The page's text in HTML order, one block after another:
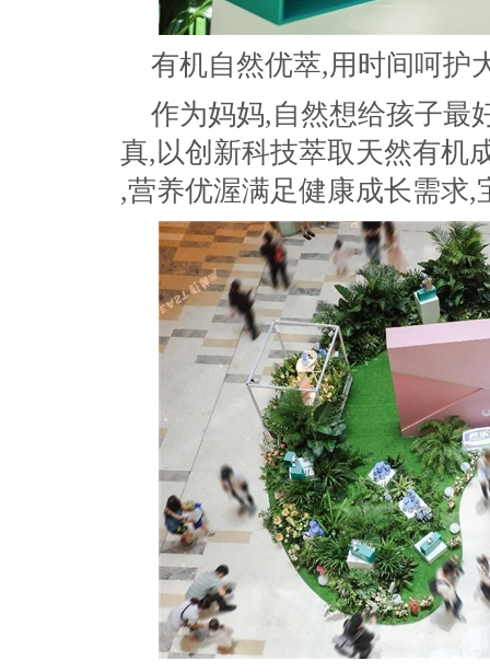
有机自然优萃,用时间呵护
作为妈妈,自然想给孩子最
真,以创新科技萃取天然有机
,营养优渥满足健康成长需求,